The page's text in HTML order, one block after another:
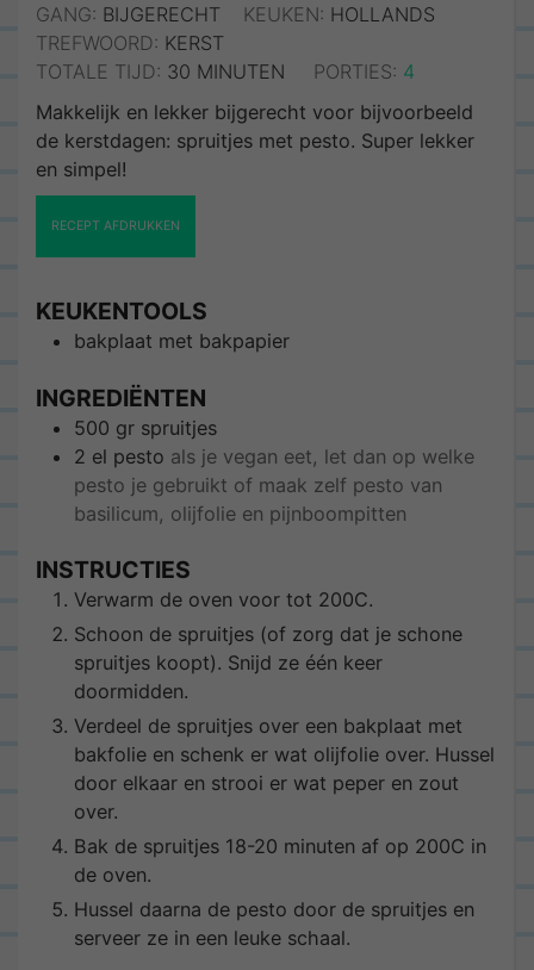
GANG: BIJGERECHT KEUKEN: HOLLANDS
TREFWOORD: KERST
TOTALE TIJD: 30 MINUTEN
MINUTEN PORTIES: 4
Makkelijk en lekker bijgerecht voor bijvoorbeeld
de kerstdagen: spruitjes met pesto. Super lekker
en simpel!
RECEPT AFDRUKKEN
KEUKENTOOLS
bakplaat met bakpapier
INGREDIËNTEN
500 gr spruitjes
2 el pesto als je vegan eet, let dan op welke
pesto je gebruikt of maak zelf pesto van
basilicum, olijfolie en pijnboompitten
INSTRUCTIES
Verwarm de oven voor tot 200C.
Schoon de spruitjes (of zorg dat je schone
spruitjes koopt). Snijd ze één keer
doormidden.
Verdeel de spruitjes over een bakplaat met
bakfolie en schenk er wat olijfolie over. Hussel
door elkaar en strooi er wat peper en zout
over.
Bak de spruitjes 18-20 minuten af op 200C in
de oven.
Hussel daarna de pesto door de spruitjes en
serveer ze in een leuke schaal.